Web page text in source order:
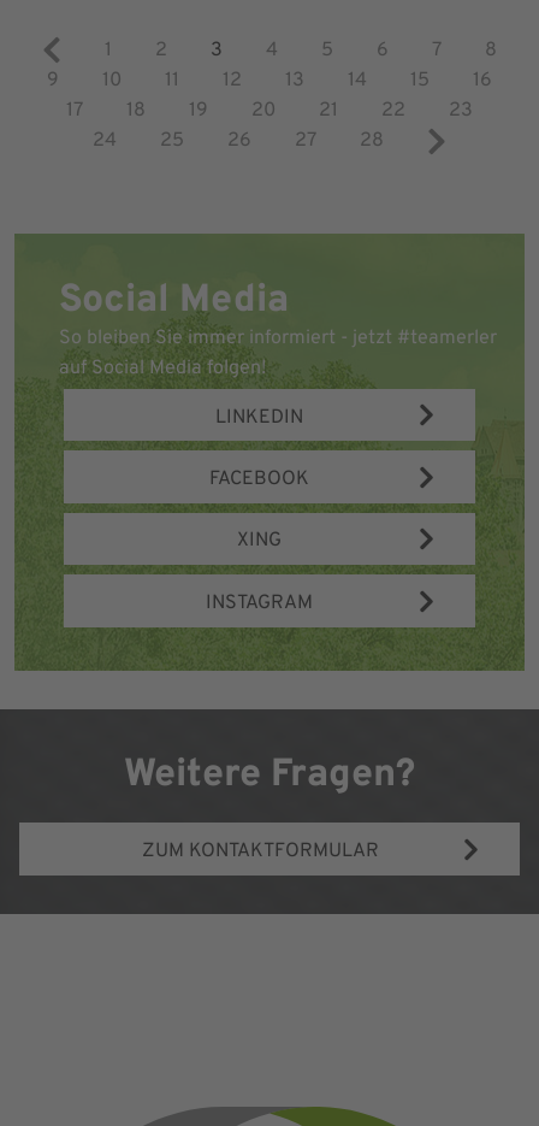
1 2 3 4 5 6 7
8
9
10 11 12 13 14 15
16
17
18 19 20 21 22
23
24
25 26 27 28
Social Media
So bleiben Sie immer informiert - jetzt #teamerler
auf Social Media folgen!
LINKEDIN
FACEBOOK
XING
INSTAGRAM
Weitere Fragen?
ZUM KONTAKTFORMULAR